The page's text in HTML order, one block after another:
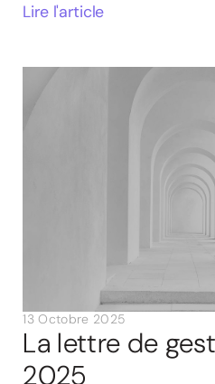
Lire l'article
13 Octobre 2025
La lettre de
2025